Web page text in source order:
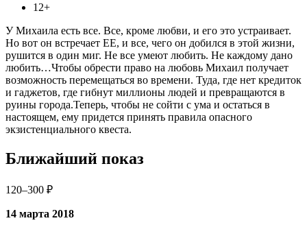
12+
У Михаила есть все. Все, кроме любви, и его это устраивает.
Но вот он встречает ЕЕ, и все, чего он добился в этой жизни,
рушится в один миг. Не все умеют любить. Не каждому дано
любить…Чтобы обрести право на любовь Михаил получает
возможность перемещаться во времени. Туда, где нет кредиток
и гаджетов, где гибнут миллионы людей и превращаются в
руины города.Теперь, чтобы не сойти с ума и остаться в
настоящем, ему придется принять правила опасного
экзистенциального квеста.
Ближайший показ
120–300 ₽
14 марта 2018